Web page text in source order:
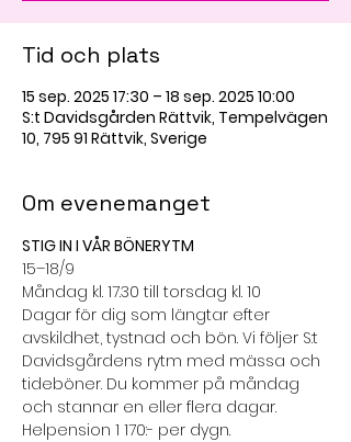
Tid och plats
15 sep. 2025 17:30 – 18 sep. 2025 10:00
S:t Davidsgården Rättvik, Tempelvägen
10, 795 91 Rättvik, Sverige
Om evenemanget
STIG IN I VÅR BÖNERYTM
15–18/9
Måndag kl. 17.30 till torsdag kl. 10
Dagar för dig som längtar efter
avskildhet, tystnad och bön. Vi följer S:t
Davidsgårdens rytm med mässa och
tideböner. Du kommer på måndag
och stannar en eller flera dagar.
Helpension 1 170:- per dygn.